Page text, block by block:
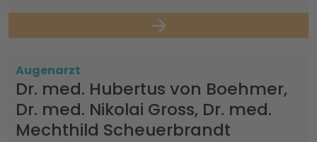
Augenarzt
Dr. med. Hubertus von Boehmer,
Dr. med. Nikolai Gross, Dr. med.
Mechthild Scheuerbrandt